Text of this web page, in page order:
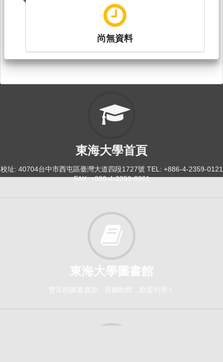
尚無資料
東海大學首頁
校址: 40704台中市西屯區臺灣大道四段1727號 TEL: +886-4-2359-0121
FAX: +886-4-2359-0361
東海大學圖書館
豐富的圖書資源、視聽軟體，歡迎利用！